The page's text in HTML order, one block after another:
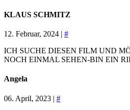
KLAUS SCHMITZ
12. Februar, 2024 | #
ICH SUCHE DIESEN FILM UND
NOCH EINMAL SEHEN-BIN EIN
Angela
06. April, 2023 | #